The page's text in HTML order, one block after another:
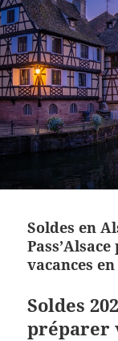
Soldes en
vacances
Soldes
préparer